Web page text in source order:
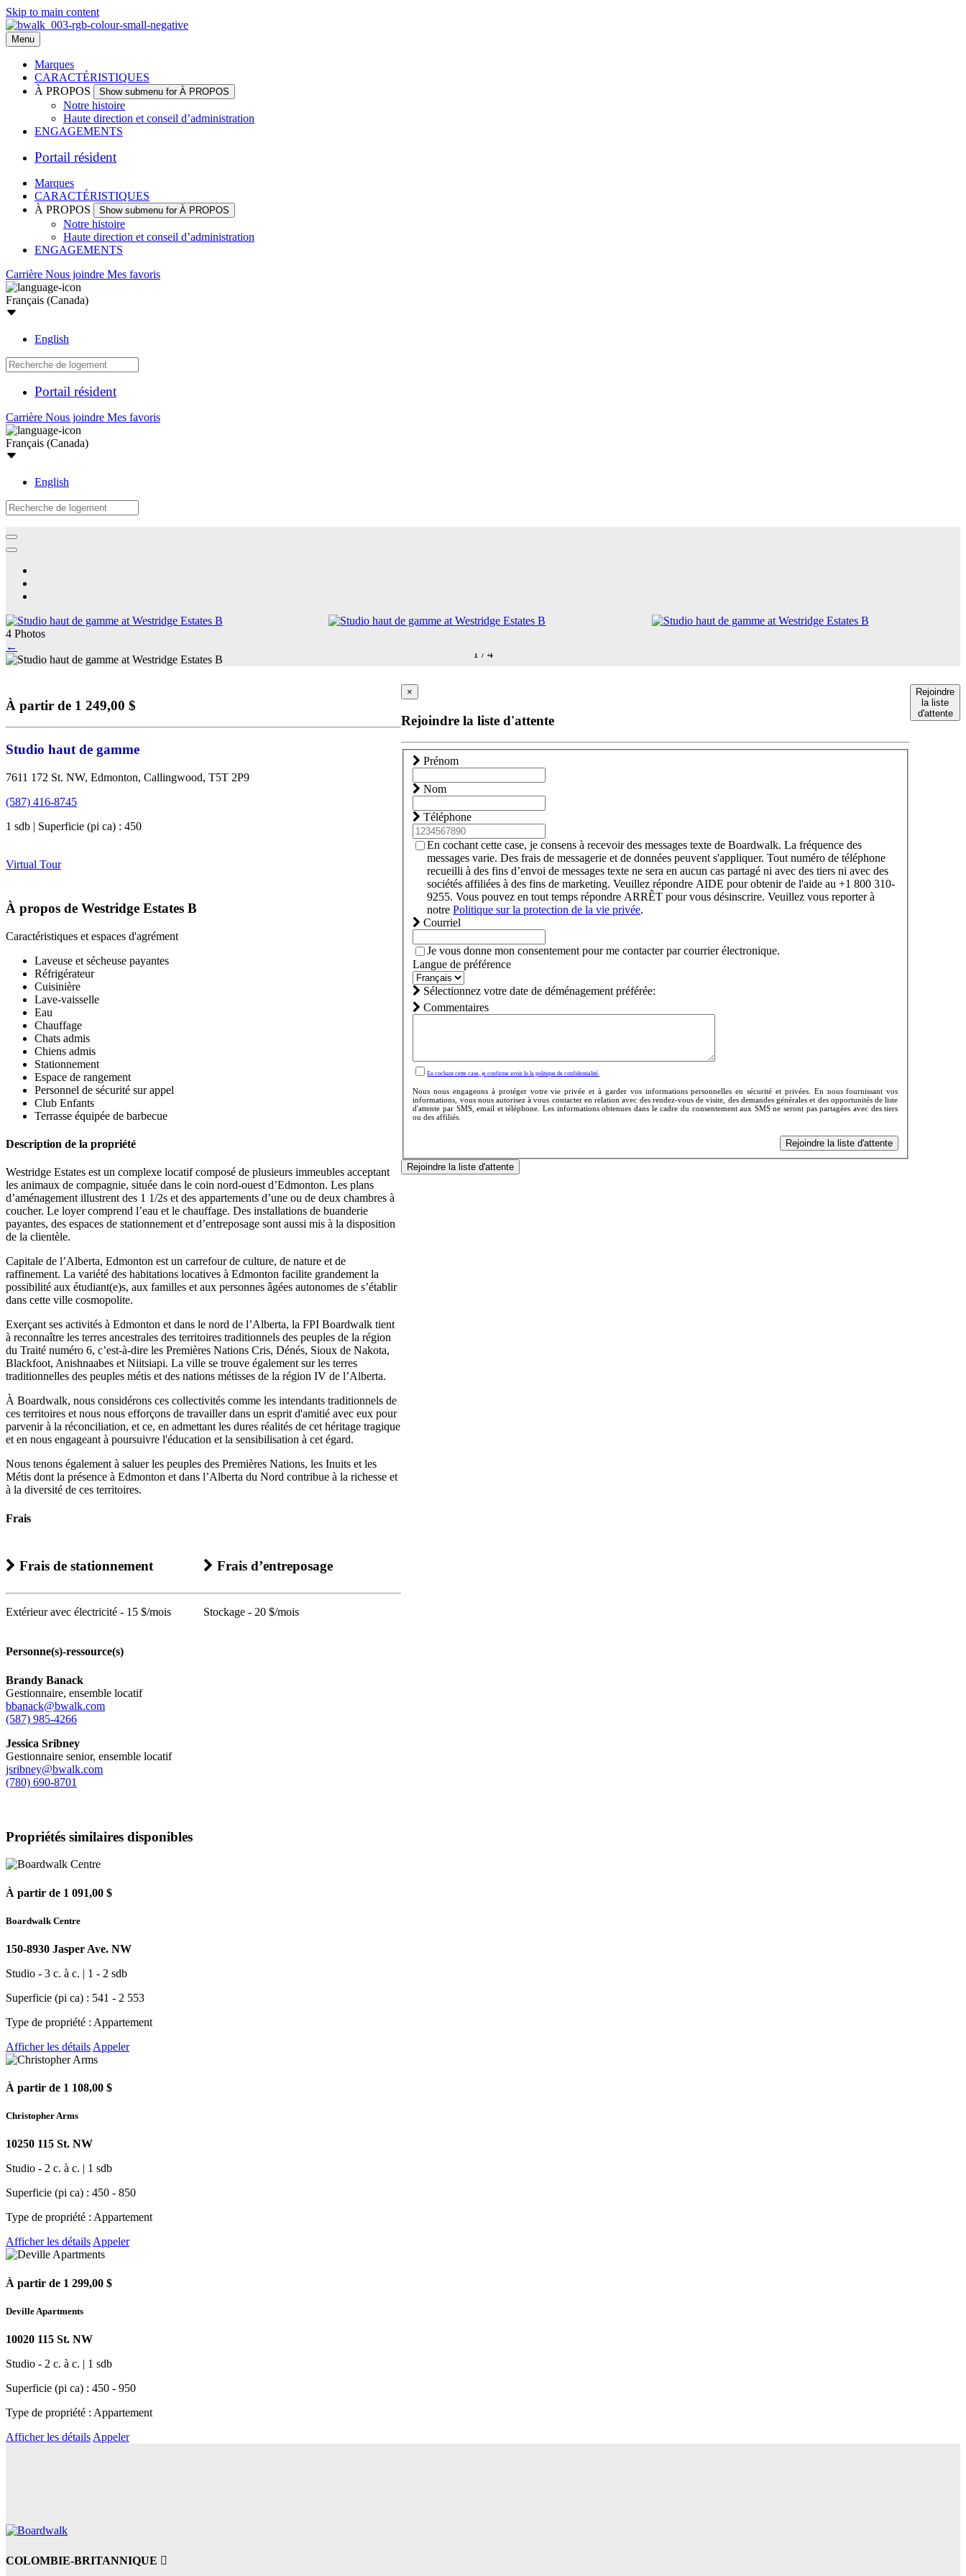
Skip to main content
Menu
Marques
CARACTÉRISTIQUES
À PROPOS
Show submenu for À PROPOS
Notre histoire
Haute direction et conseil d’administration
ENGAGEMENTS
Portail résident
Marques
CARACTÉRISTIQUES
À PROPOS
Show submenu for À PROPOS
Notre histoire
Haute direction et conseil d’administration
ENGAGEMENTS
Carrière Nous joindre Mes favoris
Français (Canada)
English
Portail résident
Carrière Nous joindre Mes favoris
Français (Canada)
English
4 Photos
←
1 / 4
À partir de 1 249,00 $
Studio haut de gamme
7611 172 St. NW, Edmonton, Callingwood, T5T 2P9
(587) 416-8745
1 sdb | Superficie (pi ca) : 450
Virtual Tour
À propos de Westridge Estates B
Caractéristiques et espaces d'agrément
Laveuse et sécheuse payantes
Réfrigérateur
Cuisinière
Lave-vaisselle
Eau
Chauffage
Chats admis
Chiens admis
Stationnement
Espace de rangement
Personnel de sécurité sur appel
Club Enfants
Terrasse équipée de barbecue
Description de la propriété
Westridge Estates est un complexe locatif composé de plusieurs immeubles acceptant
les animaux de compagnie, située dans le coin nord-ouest d’Edmonton. Les plans
d’aménagement illustrent des 1 1/2s et des appartements d’une ou de deux chambres à
coucher. Le loyer comprend l’eau et le chauffage. Des installations de buanderie
payantes, des espaces de stationnement et d’entreposage sont aussi mis à la disposition
de la clientèle.
Capitale de l’Alberta, Edmonton est un carrefour de culture, de nature et de
raffinement. La variété des habitations locatives à Edmonton facilite grandement la
possibilité aux étudiant(e)s, aux familles et aux personnes âgées autonomes de s’établir
dans cette ville cosmopolite.
Exerçant ses activités à Edmonton et dans le nord de l’Alberta, la FPI Boardwalk tient
à reconnaître les terres ancestrales des territoires traditionnels des peuples de la région
du Traité numéro 6, c’est-à-dire les Premières Nations Cris, Dénés, Sioux de Nakota,
Blackfoot, Anishnaabes et Niitsiapi. La ville se trouve également sur les terres
traditionnelles des peuples métis et des nations métisses de la région IV de l’Alberta.
À Boardwalk, nous considérons ces collectivités comme les intendants traditionnels de
ces territoires et nous nous efforçons de travailler dans un esprit d'amitié avec eux pour
parvenir à la réconciliation, et ce, en admettant les dures réalités de cet héritage tragique
et en nous engageant à poursuivre l'éducation et la sensibilisation à cet égard.
Nous tenons également à saluer les peuples des Premières Nations, les Inuits et les
Métis dont la présence à Edmonton et dans l’Alberta du Nord contribue à la richesse et
à la diversité de ces territoires.
Frais
Frais de stationnement
Extérieur avec électricité - 15 $/mois
Frais d’entreposage
Stockage - 20 $/mois
Personne(s)-ressource(s)
Brandy Banack
Gestionnaire, ensemble locatif
bbanack@bwalk.com
(587) 985-4266
Jessica Sribney
Gestionnaire senior, ensemble locatif
jsribney@bwalk.com
(780) 690-8701
×
Rejoindre la liste d'attente
Prénom
Nom
Téléphone
En cochant cette case, je consens à recevoir des messages texte de Boardwalk. La fréquence des
messages varie. Des frais de messagerie et de données peuvent s'appliquer. Tout numéro de téléphone
recueilli à des fins d’envoi de messages texte ne sera en aucun cas partagé ni avec des tiers ni avec des
sociétés affiliées à des fins de marketing. Veuillez répondre AIDE pour obtenir de l'aide au +1 800 310-
9255. Vous pouvez en tout temps répondre ARRÊT pour vous désinscrire. Veuillez vous reporter à
notrePolitique sur la protection de la vie privée.
Courriel
Je vous donne mon consentement pour me contacter par courrier électronique.
Langue de préférence
Sélectionnez votre date de déménagement préférée:
Commentaires
En cochant cette case, je confirme avoir lu la politique de confidentialité.
Nous nous engageons à protéger votre vie privée et à garder vos informations personnelles en sécurité et privées. En nous fournissant vos
informations, vous nous autorisez à vous contacter en relation avec des rendez-vous de visite, des demandes générales et des opportunités de liste
d'attente par SMS, email et téléphone. Les informations obtenues dans le cadre du consentement aux SMS ne seront pas partagées avec des tiers
ou des affiliés.
Rejoindre la liste d'attente
Rejoindre la liste d'attente
Rejoindre
la liste
d'attente
Propriétés similaires disponibles
À partir de 1 091,00 $
Boardwalk Centre
150-8930 Jasper Ave. NW
Studio - 3 c. à c. | 1 - 2 sdb
Superficie (pi ca) : 541 - 2 553
Type de propriété : Appartement
Afficher les détails Appeler
À partir de 1 108,00 $
Christopher Arms
10250 115 St. NW
Studio - 2 c. à c. | 1 sdb
Superficie (pi ca) : 450 - 850
Type de propriété : Appartement
Afficher les détailsAppeler
À partir de 1 299,00 $
Deville Apartments
10020 115 St. NW
Studio - 2 c. à c. | 1 sdb
Superficie (pi ca) : 450 - 950
Type de propriété : Appartement
Afficher les détails Appeler
COLOMBIE-BRITANNIQUE